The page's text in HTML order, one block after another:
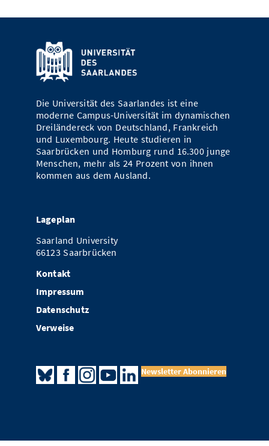
Die Universität des Saarlandes ist eine
moderne Campus-Universität im dynamischen
Dreiländereck von Deutschland, Frankreich
und Luxembourg. Heute studieren in
Saarbrücken und Homburg rund 16.300 junge
Menschen, mehr als 24 Prozent von ihnen
kommen aus dem Ausland.
Lageplan
Saarland University
66123 Saarbrücken
Kontakt
Impressum
Datenschutz
Verweise
Newsletter Abonnieren